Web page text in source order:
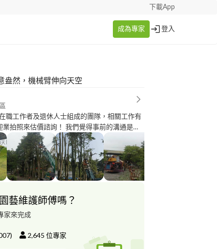
下載App
成為專家 登入
盎然，機械臂伸向天空
職工作者及退休人士組成的團隊，相關工作有
拍照來估價諮詢！ 我們覺得事前的溝通是必
影響著價格...)；施工前後拍照可以保障雙方爭
重量絕不任意加時、浪費彼此時間，所以在約
說好的事很重要...按慣例是兩人一組，一起上
作會比單打獨鬥更有效率！歡迎業主在旁指
藝維護師傅嗎？
家來完成
) 2,645 位專家